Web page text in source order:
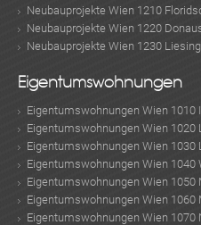
Neubauprojekte Wien 1210
Neubauprojekte Wien 1220
Neubauprojekte Wien 1230 Liesing
Eigentumswohnungen
Eigentumswohnungen Wien 1010
Eigentumswohnungen Wien 1020
Eigentumswohnungen Wien 1030
Eigentumswohnungen Wien 1040
Eigentumswohnungen Wien 1050
Eigentumswohnungen Wien 1060
Eigentumswohnungen Wien 1070